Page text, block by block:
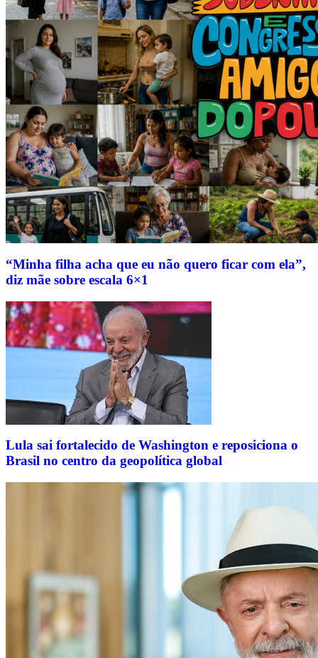
“Minha filha acha que eu não quero ficar com ela”,
diz mãe sobre escala 6×1
Lula sai fortalecido de Washington e reposiciona o
Brasil no centro da geopolítica global